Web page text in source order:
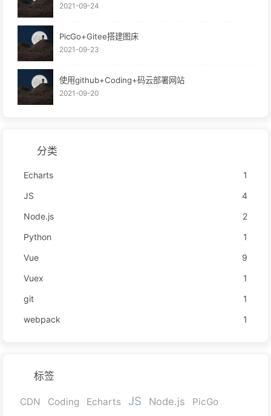
2021-09-24
PicGo+Gitee搭建图床
2021-09-23
使用github+Coding+码云部署网站
2021-09-20
分类
Echarts
1
JS
4
Node.js
2
Python
1
Vue
9
Vuex
1
git
1
webpack
1
标签
CDN Coding Echarts JS Node.js PicGo